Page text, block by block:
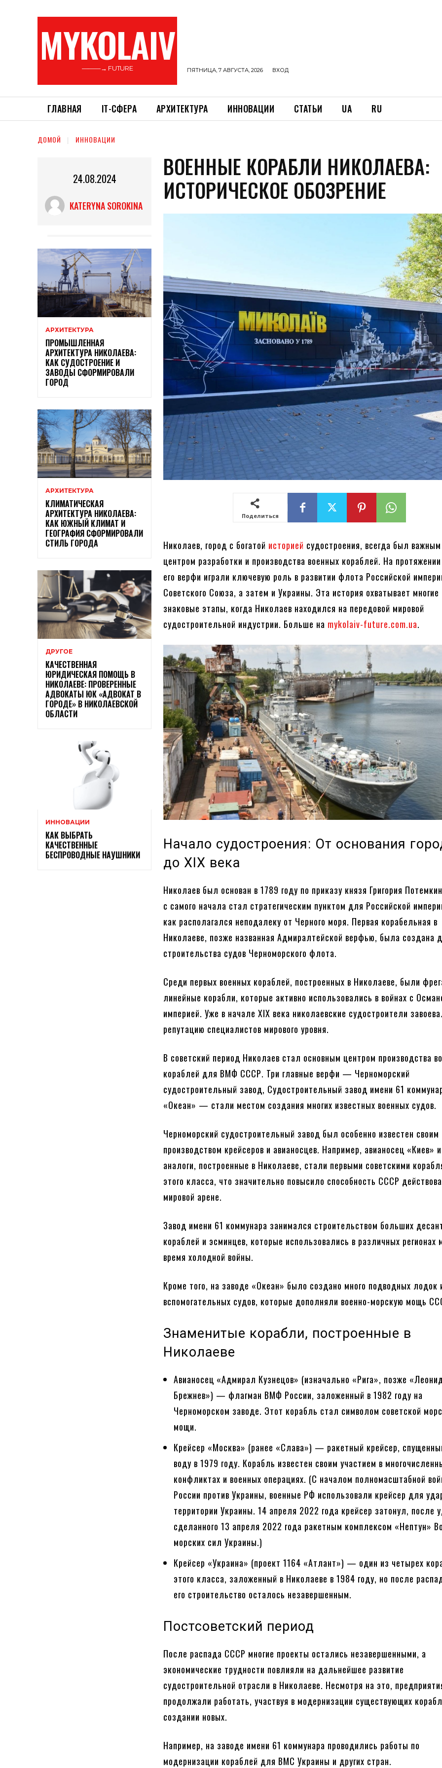
MYKOLAIV
———→ FUTURE ПЯТНИЦА, 7 АВГУСТА, 2026 ВХОД
ГЛАВНАЯ ІТ-СФЕРА АРХИТЕКТУРА ИННОВАЦИИ СТАТЬИ UA RU
ДОМОЙ ИННОВАЦИИ
24.08.2024
KATERYNA SOROKINA
АРХИТЕКТУРА
ПРОМЫШЛЕННАЯ
АРХИТЕКТУРА НИКОЛАЕВА:
КАК СУДОСТРОЕНИЕ И
ЗАВОДЫ СФОРМИРОВАЛИ
ГОРОД
АРХИТЕКТУРА
КЛИМАТИЧЕСКАЯ
АРХИТЕКТУРА НИКОЛАЕВА:
КАК ЮЖНЫЙ КЛИМАТ И
ГЕОГРАФИЯ СФОРМИРОВАЛИ
СТИЛЬ ГОРОДА
ДРУГОЕ
КАЧЕСТВЕННАЯ
ЮРИДИЧЕСКАЯ ПОМОЩЬ В
НИКОЛАЕВЕ: ПРОВЕРЕННЫЕ
АДВОКАТЫ ЮК «АДВОКАТ В
ГОРОДЕ» В НИКОЛАЕВСКОЙ
ОБЛАСТИ
ИННОВАЦИИ
КАК ВЫБРАТЬ
КАЧЕСТВЕННЫЕ
БЕСПРОВОДНЫЕ НАУШНИКИ
ВОЕННЫЕ КОРАБЛИ НИКОЛАЕВА:
ИСТОРИЧЕСКОЕ ОБОЗРЕНИЕ
Поделиться
Николаев, город с богатой историей судостроения, всегда был важным
центром разработки и производства военных кораблей. На
его верфи играли ключевую роль в развитии флота Российской
Советского Союза, а затем и Украины. Эта история охватывает многие
знаковые этапы, когда Николаев находился на передовой мировой
судостроительной индустрии. Больше на mykolaiv-future.com.ua.
Начало судостроения: От основания
до XIX века
Николаев был основан в 1789 году по приказу князя Григория
с самого начала стал стратегическим пунктом для Российской
как располагался неподалеку от Черного моря. Первая корабельная в
Николаеве, позже названная Адмиралтейской верфью, была создана
строительства судов Черноморского флота.
Среди первых военных кораблей, построенных в Николаеве, были
линейные корабли, которые активно использовались в войнах с
империей. Уже в начале XIX века николаевские судостроители
репутацию специалистов мирового уровня.
В советский период Николаев стал основным центром производства
кораблей для ВМФ СССР. Три главные верфи — Черноморский
судостроительный завод, Судостроительный завод имени 61
«Океан» — стали местом создания многих известных военных судов.
Черноморский судостроительный завод был особенно известен своим
производством крейсеров и авианосцев. Например, авианосец «Киев»
аналоги, построенные в Николаеве, стали первыми советскими
этого класса, что значительно повысило способность СССР
мировой арене.
Завод имени 61 коммунара занимался строительством больших
кораблей и эсминцев, которые использовались в различных регионах
время холодной войны.
Кроме того, на заводе «Океан» было создано много подводных лодок
вспомогательных судов, которые дополняли военно-морскую мощь
Знаменитые корабли, построенные в
Николаеве
Авианосец «Адмирал Кузнецов» (изначально «Рига», позже
Брежнев») — флагман ВМФ России, заложенный в 1982 году на
Черноморском заводе. Этот корабль стал символом советской
мощи.
Крейсер «Москва» (ранее «Слава») — ракетный крейсер,
воду в 1979 году. Корабль известен своим участием в
конфликтах и военных операциях. (С началом полномасштабной
России против Украины, военные РФ использовали крейсер для
территории Украины. 14 апреля 2022 года крейсер затонул, после
сделанного 13 апреля 2022 года ракетным комплексом «Нептун»
морских сил Украины.)
Крейсер «Украина» (проект 1164 «Атлант») — один из четырех
этого класса, заложенный в Николаеве в 1984 году, но после
его строительство осталось незавершенным.
Постсоветский период
После распада СССР многие проекты остались незавершенными, а
экономические трудности повлияли на дальнейшее развитие
судостроительной отрасли в Николаеве. Несмотря на это,
продолжали работать, участвуя в модернизации существующих
создании новых.
Например, на заводе имени 61 коммунара проводились работы по
модернизации кораблей для ВМС Украины и других стран.